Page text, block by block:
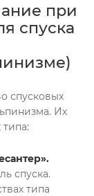
при
спуска
спусковых
Их
спуска.
типа